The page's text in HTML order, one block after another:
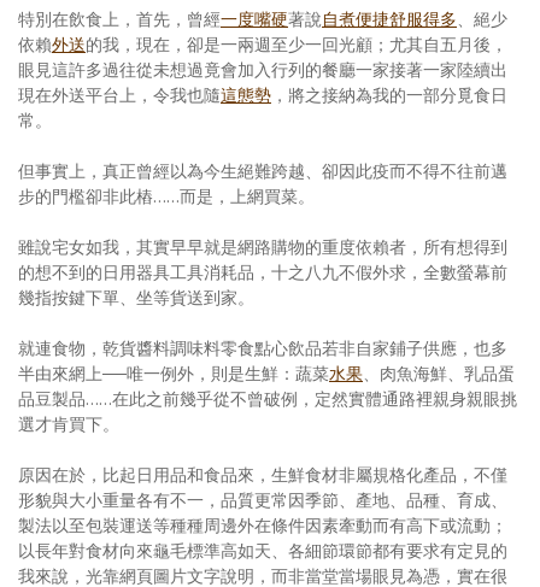
關於Yilan
個人著作
活動實況記錄
媒體報導一覽
合作與代言
訂閱電子報
特別在飲食上，首先，曾經一度嘴硬著說自煮便捷舒服得多、絕少
依賴外送的我，現在，卻是一兩週至少一回光顧；尤其自五月後，
眼見這許多過往從未想過竟會加入行列的餐廳一家接著一家陸續出
現在外送平台上，令我也隨這態勢 ，將之接納為我的一部分覓食日
常。
但事實上，真正曾經以為今生絕難跨越、卻因此疫而不得不往前邁
步的門檻卻非此樁……而是，上網買菜。
雖說宅女如我，其實早早就是網路購物的重度依賴者，所有想得到
的想不到的日用器具工具消耗品，十之八九不假外求，全數螢幕前
幾指按鍵下單、坐等貨送到家。
就連食物，乾貨醬料調味料零食點心飲品若非自家鋪子供應，也多
半由來網上──唯一例外，則是生鮮：蔬菜水果、肉魚海鮮、乳品蛋
品豆製品……在此之前幾乎從不曾破例，定然實體通路裡親身親眼挑
選才肯買下。
原因在於，比起日用品和食品來，生鮮食材非屬規格化產品，不僅
形貌與大小重量各有不一，品質更常因季節、產地、品種、育成、
製法以至包裝運送等種種周邊外在條件因素牽動而有高下或流動；
以長年對食材向來龜毛標準高如天、各細節環節都有要求有定見的
我來說，光靠網頁圖片文字說明，而非當堂當場眼見為憑，實在很